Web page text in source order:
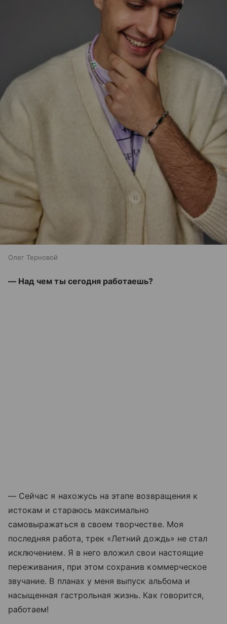
Олег Терновой
— Над чем ты сегодня работаешь?
— Сейчас я нахожусь на этапе возвращения к
истокам и стараюсь максимально
самовыражаться в своем творчестве. Моя
последняя работа, трек «Летний дождь» не стал
исключением. Я в него вложил свои настоящие
переживания, при этом сохранив коммерческое
звучание. В планах у меня выпуск альбома и
насыщенная гастрольная жизнь. Как говорится,
работаем!